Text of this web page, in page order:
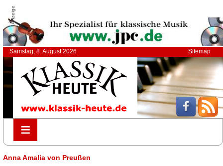
Anzeige
Samstag, 8. August 2026 Sitemap
≡
≡
Anna Amalia von Preußen